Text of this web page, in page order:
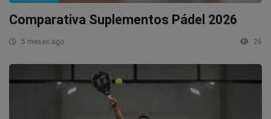
Comparativa Suplementos Pádel 2026
5 meses ago 26